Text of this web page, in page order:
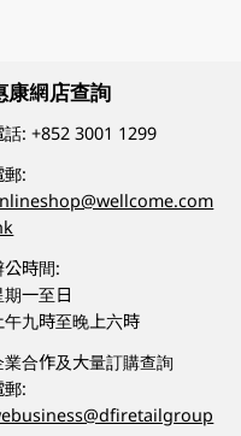
康網店查詢
話:+852 3001 1299
郵:
公時間:
期一至日
午九時至晚上六時
業合作及大量訂購查詢
郵: